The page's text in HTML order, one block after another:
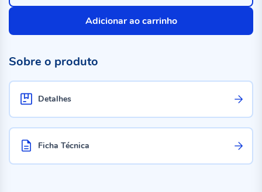
Adicionar ao carrinho
Sobre o produto
Detalhes
Ficha Técnica